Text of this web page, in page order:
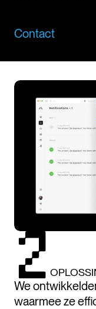
Contact
We
waarmee ze